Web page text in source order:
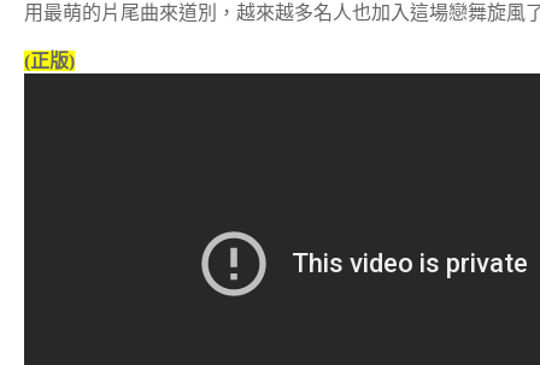
用最萌的片尾曲來道別，越來越多名人也加入這場戀舞旋風
(正版)